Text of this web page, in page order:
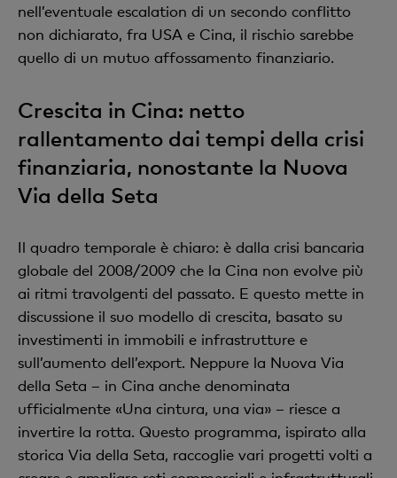
nell’eventuale escalation di un secondo conflitto
non dichiarato, fra USA e Cina, il rischio sarebbe
quello di un mutuo affossamento finanziario.
Crescita in Cina: netto
rallentamento dai tempi della crisi
finanziaria, nonostante la Nuova
Via della Seta
Il quadro temporale è chiaro: è dalla crisi bancaria
globale del 2008/2009 che la Cina non evolve più
ai ritmi travolgenti del passato. E questo mette in
discussione il suo modello di crescita, basato su
investimenti in immobili e infrastrutture e
sull’aumento dell’export. Neppure la Nuova Via
della Seta – in Cina anche denominata
ufficialmente «Una cintura, una via» – riesce a
invertire la rotta. Questo programma, ispirato alla
storica Via della Seta, raccoglie vari progetti volti a